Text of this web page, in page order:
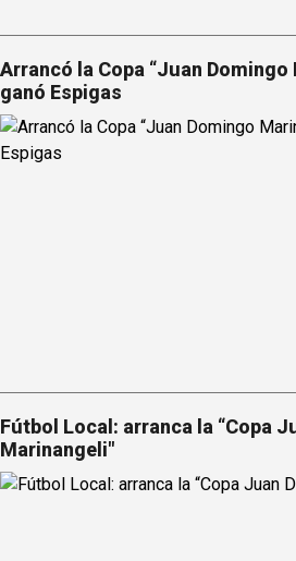
Arrancó la Copa “Juan Domingo
ganó Espigas
Fútbol Local: arranca la “Copa
Marinangeli"